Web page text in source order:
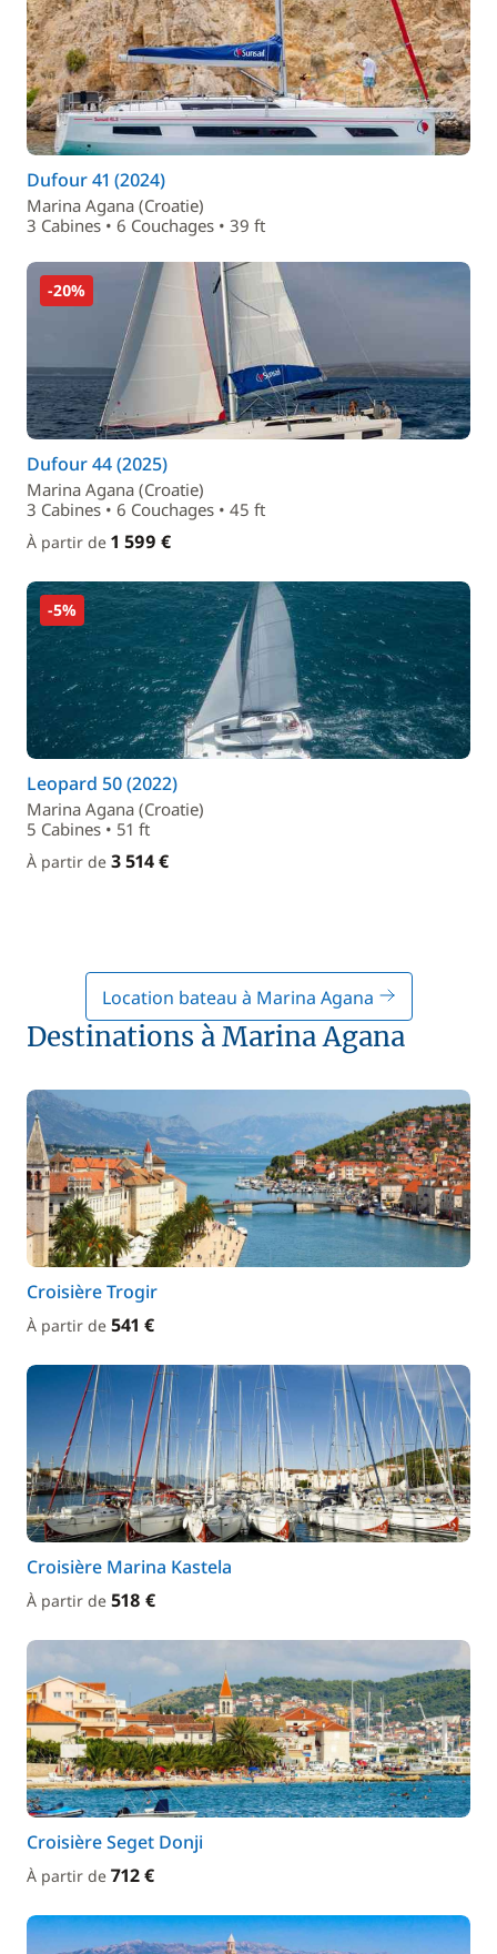
Dufour 41 (2024)
Marina Agana (Croatie)
3 Cabines • 6 Couchages • 39 ft
-20%
Dufour 44 (2025)
Marina Agana (Croatie)
3 Cabines • 6 Couchages • 45 ft
À partir de 1 599 €
-5%
Leopard 50 (2022)
Marina Agana (Croatie)
5 Cabines • 51 ft
À partir de 3 514 €
Location bateau à Marina Agana
Destinations à Marina Agana
Croisière Trogir
À partir de 541 €
Croisière Marina Kastela
À partir de 518 €
Croisière Seget Donji
À partir de 712 €